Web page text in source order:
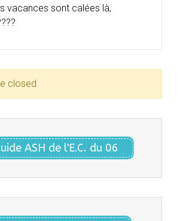
vacances sont calées là,
closed
ASH de l'E.C. du 06